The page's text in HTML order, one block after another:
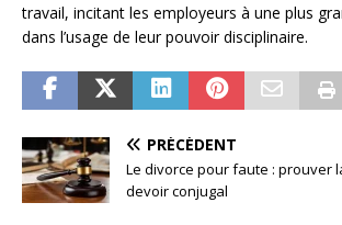
travail, incitant les employeurs à une plus
dans l’usage de leur pouvoir disciplinaire.
PRÉCÉDENT
Le divorce pour faute : prouver
devoir conjugal